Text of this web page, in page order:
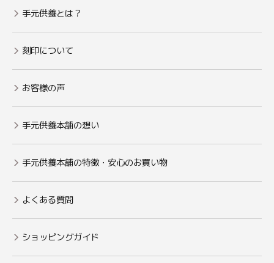
手元供養とは？
刻印について
お客様の声
手元供養本舗の想い
手元供養本舗の特徴・安心のお買い物
よくある質問
ショッピングガイド